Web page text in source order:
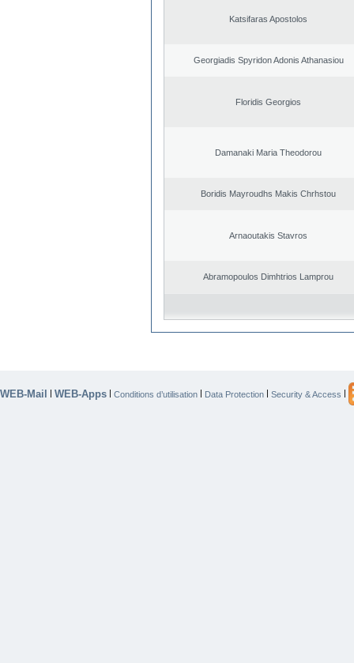
Katsifaras Apostolos
Georgiadis Spyridon Adonis Athanasiou
Floridis Georgios
Damanaki Maria Theodorou
Boridis Mayroudhs Makis Chrhstou
Arnaoutakis Stavros
Abramopoulos Dimhtrios Lamprou
WEB-Mail WEB-Apps Conditions d’utilisation Data Protection Security & Access